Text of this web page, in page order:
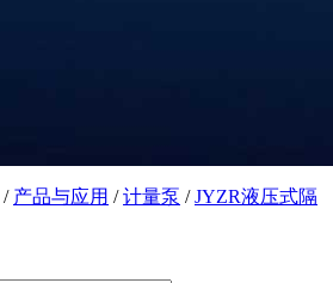
/ 产品与应用 /计量泵 /JYZR液压式隔